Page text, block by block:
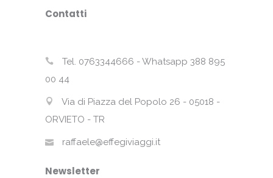
Contatti
Tel. 0763344666 - Whatsapp 388 895
00 44
Via di Piazza del Popolo 26 - 05018 -
ORVIETO - TR
raffaele@effegiviaggi.it
Newsletter